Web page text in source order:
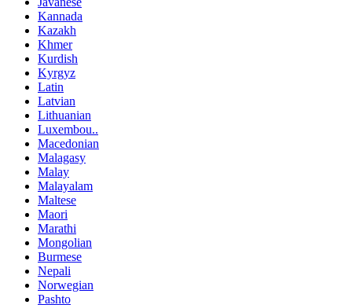
Kannada
Kazakh
Khmer
Kurdish
Kyrgyz
Latin
Latvian
Lithuanian
Luxembou..
Macedonian
Malagasy
Malay
Malayalam
Maltese
Maori
Marathi
Mongolian
Burmese
Nepali
Norwegian
Pashto